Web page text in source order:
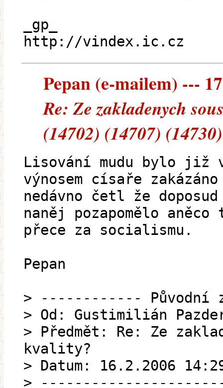
_gp_
http://vindex.ic.cz
Pepan (e-mailem) ---
Re: Ze zakladenych
(14702) (14707)
Lisování mudu bylo již
výnosem císaře
nedávno četl že
naněj pozapomělo
přece za socialismu.
Pepan
> ------------ Původní
> Od: Gustimilián
> Předmět: Re: Ze
kvality?
> Datum: 16.2.2006
>